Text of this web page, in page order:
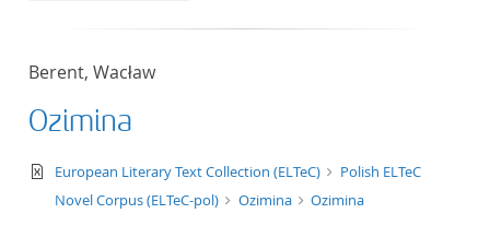
Berent, Wacław
Ozimina
text/xml
European Literary Text Collection (ELTeC)
Polish ELTeC
Novel Corpus (ELTeC-pol)
Ozimina Ozimina